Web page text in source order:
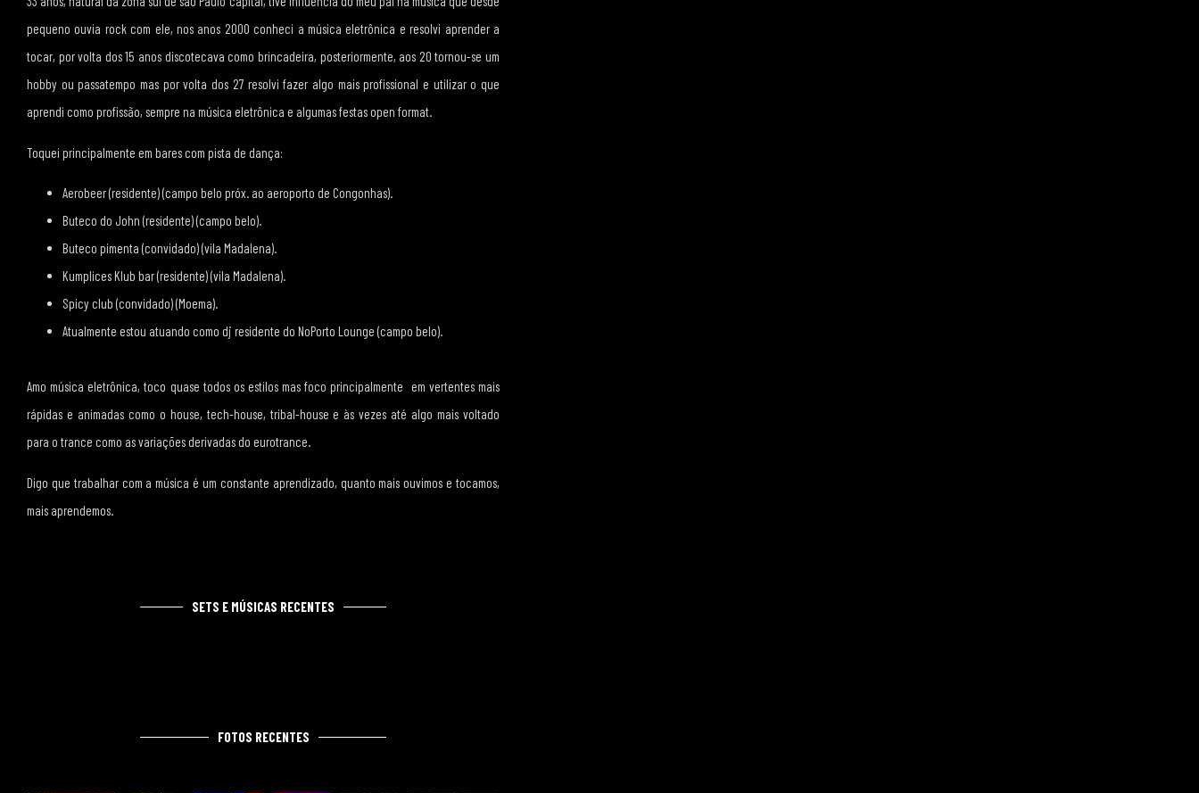
pequeno ouvia rock com ele, nos anos 2000 conheci a música eletrônica e resolvi aprender a
tocar, por volta dos 15 anos discotecava como brincadeira, posteriormente, aos 20 tornou-se um
hobby ou passatempo mas por volta dos 27 resolvi fazer algo mais profissional e utilizar o que
aprendi como profissão, sempre na música eletrônica e algumas festas open format.
Toquei principalmente em bares com pista de dança:
Aerobeer (residente) (campo belo próx. ao aeroporto de Congonhas).
Buteco do John (residente) (campo belo).
Buteco pimenta (convidado) (vila Madalena).
Kumplices Klub bar (residente) (vila Madalena).
Spicy club (convidado) (Moema).
Atualmente estou atuando como dj residente do NoPorto Lounge (campo belo).
Amo música eletrônica, toco quase todos os estilos mas foco principalmente em vertentes mais
rápidas e animadas como o house, tech-house, tribal-house e às vezes até algo mais voltado
para o trance como as variações derivadas do eurotrance.
Digo que trabalhar com a música é um constante aprendizado, quanto mais ouvimos e tocamos,
mais aprendemos.
SETS E MÚSICAS RECENTES
FOTOS RECENTES